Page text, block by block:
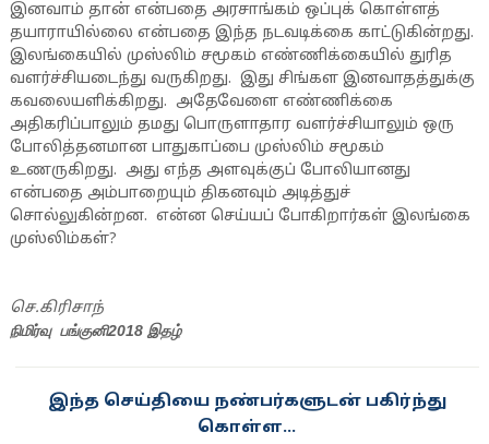
இனவாம் தான் என்பதை அரசாங்கம் ஒப்புக் கொள்ளத்
தயாராயில்லை என்பதை இந்த நடவடிக்கை காட்டுகின்றது.
இலங்கையில் முஸ்லிம் சமூகம் எண்ணிக்கையில் துரித
வளர்ச்சியடைந்து வருகிறது. இது சிங்கள இனவாதத்துக்கு
கவலையளிக்கிறது. அதேவேளை எண்ணிக்கை
அதிகரிப்பாலும் தமது பொருளாதார வளர்ச்சியாலும் ஒரு
போலித்தனமான பாதுகாப்பை முஸ்லிம் சமூகம்
உணருகிறது. அது எந்த அளவுக்குப் போலியானது
என்பதை அம்பாறையும் திகனவும் அடித்துச்
சொல்லுகின்றன. என்ன செய்யப் போகிறார்கள் இலங்கை
முஸ்லிம்கள்?
செ.கிரிசாந்
நிமிர்வு பங்குனி2018 இதழ்
இந்த செய்தியை நண்பர்களுடன் பகிர்ந்து
கொள்ள...